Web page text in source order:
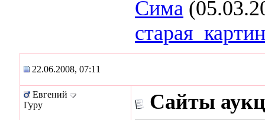
Сима
22.06.2008, 07:11
Евгений
Гуру
Сайты